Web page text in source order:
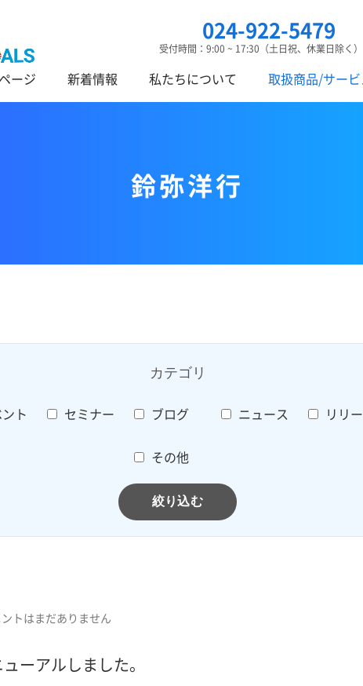
024-922-5479
受付時間：9:00 ~ 17:30（土日祝、休業日除く）
ージ 新着情報 私たちについて 取扱商品/サー
鈴弥洋行
カテゴリ
ト セミナー ブログ ニュース リリ
その他
トはまだありません
ーアルしました。